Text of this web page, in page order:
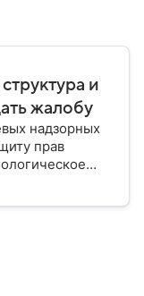
и
жалобу
надзорных
прав
соблюдения